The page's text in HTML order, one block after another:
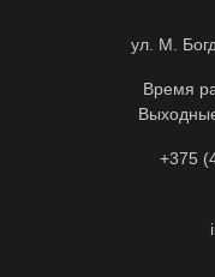
ул. М.
Время
+375